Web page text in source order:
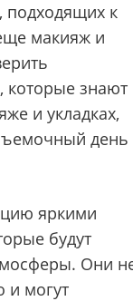
подходящих к
макияж и
которые знают
и укладках,
день
яркими
будут
Они
и могут